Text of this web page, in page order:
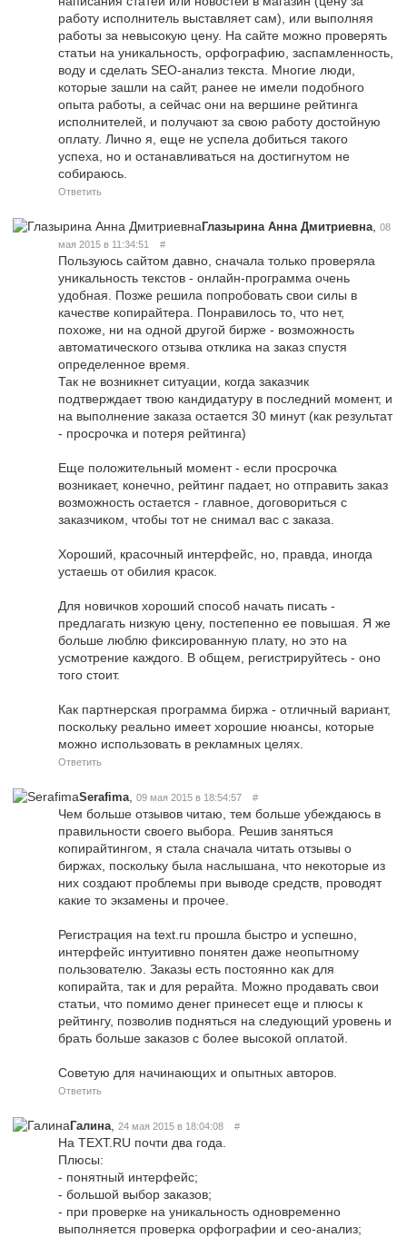
работу исполнитель выставляет сам), или выполняя
работы за невысокую цену. На сайте можно проверять
статьи на уникальность, орфографию, заспамленность,
воду и сделать SEO-анализ текста. Многие люди,
которые зашли на сайт, ранее не имели подобного
опыта работы, а сейчас они на вершине рейтинга
исполнителей, и получают за свою работу достойную
оплату. Лично я, еще не успела добиться такого
успеха, но и останавливаться на достигнутом не
собираюсь.
Ответить
Глазырина Анна Дмитриевна
08
мая 2015 в 11:34:51
#
Пользуюсь сайтом давно, сначала только проверяла
уникальность текстов - онлайн-программа очень
удобная. Позже решила попробовать свои силы в
качестве копирайтера. Понравилось то, что нет,
похоже, ни на одной другой бирже - возможность
автоматического отзыва отклика на заказ спустя
определенное время.
Так не возникнет ситуации, когда заказчик
подтверждает твою кандидатуру в последний момент, и
на выполнение заказа остается 30 минут (как результат
- просрочка и потеря рейтинга)
Еще положительный момент - если просрочка
возникает, конечно, рейтинг падает, но отправить заказ
возможность остается - главное, договориться с
заказчиком, чтобы тот не снимал вас с заказа.
Хороший, красочный интерфейс, но, правда, иногда
устаешь от обилия красок.
Для новичков хороший способ начать писать -
предлагать низкую цену, постепенно ее повышая. Я же
больше люблю фиксированную плату, но это на
усмотрение каждого. В общем, регистрируйтесь - оно
того стоит.
Как партнерская программа биржа - отличный вариант,
поскольку реально имеет хорошие нюансы, которые
можно использовать в рекламных целях.
Ответить
Serafima 09 мая 2015 в 18:54:57 #
Чем больше отзывов читаю, тем больше убеждаюсь в
правильности своего выбора. Решив заняться
копирайтингом, я стала сначала читать отзывы о
биржах, поскольку была наслышана, что некоторые из
них создают проблемы при выводе средств, проводят
какие то экзамены и прочее.
Регистрация на text.ru прошла быстро и успешно,
интерфейс интуитивно понятен даже неопытному
пользователю. Заказы есть постоянно как для
копирайта, так и для рерайта. Можно продавать свои
статьи, что помимо денег принесет еще и плюсы к
рейтингу, позволив подняться на следующий уровень и
брать больше заказов с более высокой оплатой.
Советую для начинающих и опытных авторов.
Ответить
Галина 24 мая 2015 в 18:04:08 #
На TEXT.RU почти два года.
Плюсы:
- понятный интерфейс;
- большой выбор заказов;
- при проверке на уникальность одновременно
выполняется проверка орфографии и сео-анализ;